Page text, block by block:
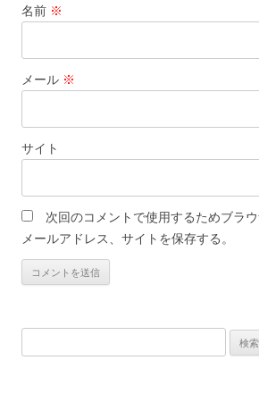
名前 ※
メール ※
サイト
次回のコメントで使用するためブラウ
メールアドレス、サイトを保存する。
索: